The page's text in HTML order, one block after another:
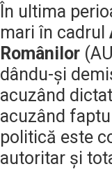
În ultima
mari în cadrul
Românilor
dându-și
acuzând
acuzând
politică este
autoritar și